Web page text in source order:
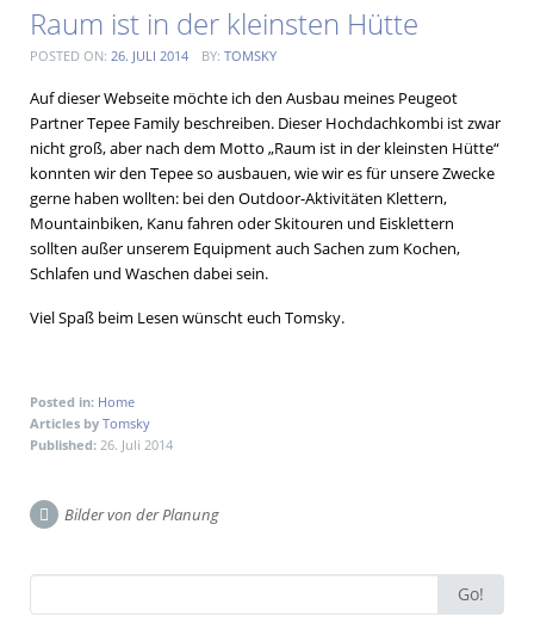
Raum ist in der kleinsten Hütte
POSTED ON: 26. JULI 2014 BY: TOMSKY
Auf dieser Webseite möchte ich den Ausbau meines Peugeot
Partner Tepee Family beschreiben. Dieser Hochdachkombi ist zwar
nicht groß, aber nach dem Motto „Raum ist in der kleinsten Hütte“
konnten wir den Tepee so ausbauen, wie wir es für unsere Zwecke
gerne haben wollten: bei den Outdoor-Aktivitäten Klettern,
Mountainbiken, Kanu fahren oder Skitouren und Eisklettern
sollten außer unserem Equipment auch Sachen zum Kochen,
Schlafen und Waschen dabei sein.
Viel Spaß beim Lesen wünscht euch Tomsky.
Posted in: Home
Articles by Tomsky
Published: 26. Juli 2014
Post navigation
Bilder von der Planung
Go!